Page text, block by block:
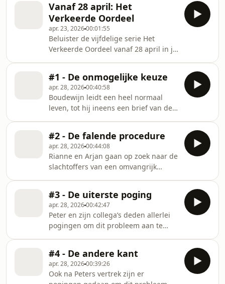
Vanaf 28 april: Het
Verkeerde Oordeel
apr. 23, 202600:01:55
Beluister de vijfdelige serie Het
Verkeerde Oordeel vanaf 28 april in je
#1 - De onmogelijke keuze
apr. 28, 202600:40:58
Boudewijn leidt een heel normaal
leven, tot hij ineens een brief van de
onzekerheid volgt, maar dan komt hij
een bijzondere man tegen: Peter.
Makers: Arjan van der Linden en
Rianne van der Linden Montage:
Willem de Gelder Muziek: Darius
Timmer en Tijmen Bergman
Audionabewerking: Arie Visser
Artwork: Roel van Delden
Eindredactie:
#2 - De falende procedure
apr. 28, 202600:44:08
Rianne en Arjan gaan op zoek naar de
slachtoffers van een omvangrijk
probleem blijkt een lange
geschiedenis te hebben en de
gevolgen blijken nog heftiger te zijn
dan al bekend was. Makers: Arjan van
der Linden en Rianne van der Linden
Montage: Willem de Gelder Muziek:
Darius Timmer en Tijmen Bergman
Audionabewerking: Arie Visser A
#3 - De uiterste poging
apr. 28, 202600:42:47
Peter en zijn collega’s deden allerlei
pogingen om dit probleem aan te
zoektocht die uiteindelijk eindigt op
het strand. Makers: Arjan van der
Linden en Rianne van der Linden
#4 - De andere kant
apr. 28, 202600:39:26
Ook na Peters vertrek zijn er